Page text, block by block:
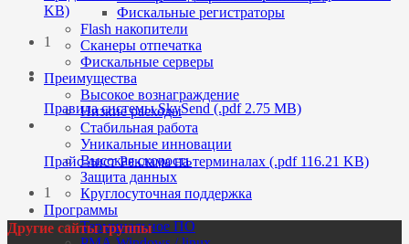
Фискальные регистраторы
Flash накопители
Сканеры отпечатка
Фискальные серверы
Преимущества
Высокое вознаграждение
Низкие расходы
Стабильная работа
Уникальные инновации
Высокая скорость
Защита данных
Круглосуточная поддержка
Программы
Терминальное ПО
KB)
1
Правила системы SkySend (.pdf 2.75 MB)
Прайс-лист Реклама на терминалах (.pdf 116.21 KB)
1
Другие сайты группы